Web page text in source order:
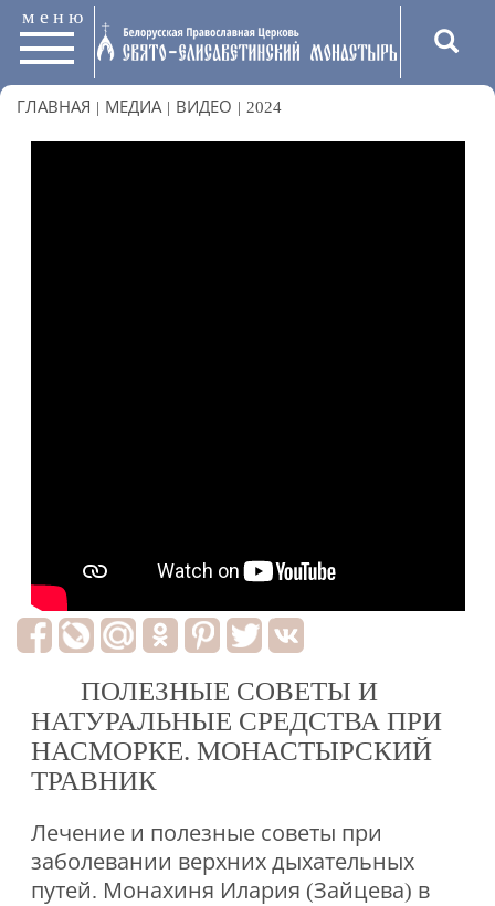
меню
ГЛАВНАЯ | МЕДИА | ВИДЕО | 2024
ПОЛЕЗНЫЕ СОВЕТЫ И
НАТУРАЛЬНЫЕ СРЕДСТВА ПРИ
НАСМОРКЕ. МОНАСТЫРСКИЙ
ТРАВНИК
Лечение и полезные советы при
заболевании верхних дыхательных
путей. Монахиня Илария (Зайцева) в